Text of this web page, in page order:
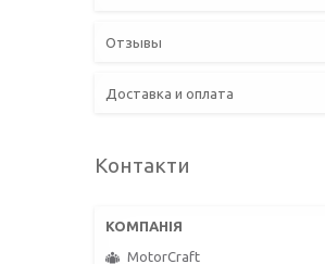
Отзывы
Доставка и оплата
Контакти
MotorCraft